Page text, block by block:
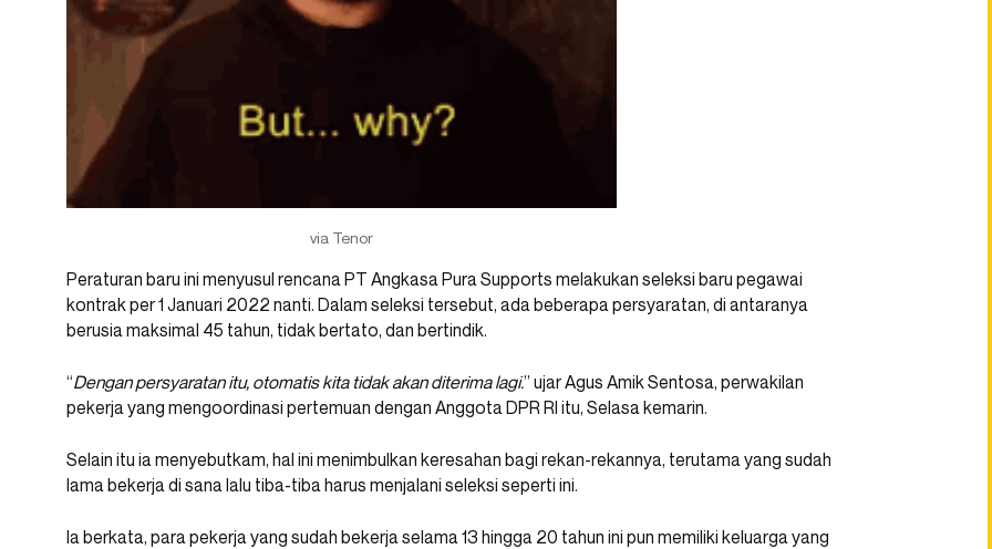
via Tenor
Peraturan baru ini menyusul rencana PT Angkasa Pura Supports melakukan seleksi baru pegawai
kontrak per 1 Januari 2022 nanti. Dalam seleksi tersebut, ada beberapa persyaratan, di antaranya
berusia maksimal 45 tahun, tidak bertato, dan bertindik.
“Dengan persyaratan itu, otomatis kita tidak akan diterima lagi.” ujar Agus Amik Sentosa, perwakilan
pekerja yang mengoordinasi pertemuan dengan Anggota DPR RI itu, Selasa kemarin.
Selain itu ia menyebutkam, hal ini menimbulkan keresahan bagi rekan-rekannya, terutama yang sudah
lama bekerja di sana lalu tiba-tiba harus menjalani seleksi seperti ini.
Ia berkata, para pekerja yang sudah bekerja selama 13 hingga 20 tahun ini pun memiliki keluarga yang